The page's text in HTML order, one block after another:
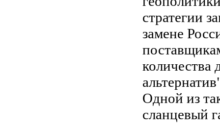
стратегии
замене
количества
Одной из
сланцевый